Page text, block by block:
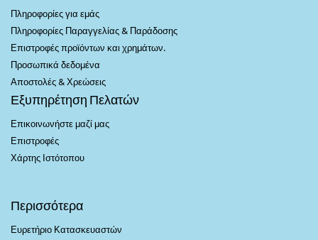
Πληροφορίες για εμάς
Πληροφορίες Παραγγελίας & Παράδοσης
Επιστροφές προϊόντων και χρημάτων.
Προσωπικά δεδομένα
Αποστολές & Χρεώσεις
Εξυπηρέτηση Πελατών
Επικοινωνήστε μαζί μας
Επιστροφές
Χάρτης Ιστότοπου
Περισσότερα
Ευρετήριο Κατασκευαστών